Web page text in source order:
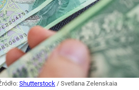
Shutterstock / Svetlana Zelenskaia